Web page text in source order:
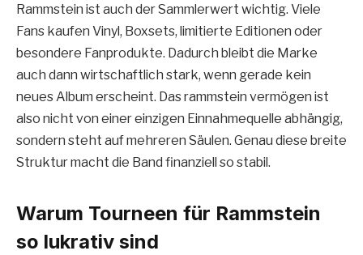
Rammstein ist auch der Sammlerwert wichtig. Viele
Fans kaufen Vinyl, Boxsets, limitierte Editionen oder
besondere Fanprodukte. Dadurch bleibt die Marke
auch dann wirtschaftlich stark, wenn gerade kein
neues Album erscheint. Das rammstein vermögen ist
also nicht von einer einzigen Einnahmequelle abhängig,
sondern steht auf mehreren Säulen. Genau diese breite
Struktur macht die Band finanziell so stabil.
Warum Tourneen für Rammstein
so lukrativ sind